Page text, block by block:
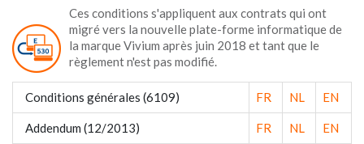
Ces conditions s'appliquent aux contrats qui ont
migré vers la nouvelle plate-forme informatique de
la marque Vivium après juin 2018 et tant que le
règlement n'est pas modifié.
Conditions générales (6109) FR NL EN
Addendum (12/2013) FR NL EN